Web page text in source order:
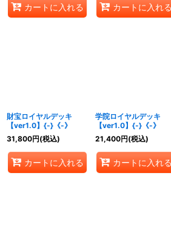
カートに入れる カートに入れ
財宝ロイヤルデッキ
【ver1.0】{-}《-》
31,800円(税込)
カートに入れる
学院ロイヤルデッキ
【ver1.0】{-}《-》
21,400円(税込)
カートに入れ